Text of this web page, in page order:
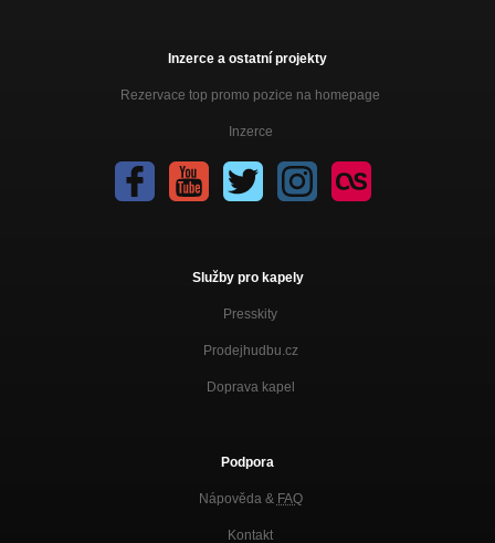
Inzerce a ostatní projekty
Rezervace top promo pozice na homepage
Inzerce
Služby pro kapely
Presskity
Prodejhudbu.cz
Doprava kapel
Podpora
Nápověda & FAQ
Kontakt